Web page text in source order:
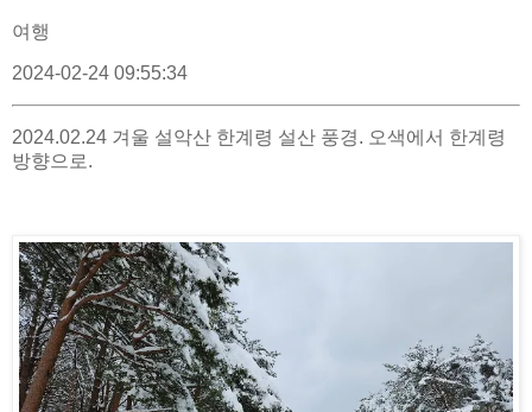
여행
2024-02-24 09:55:34
2024.02.24 겨울 설악산 한계령 설산 풍경. 오색에서 한계령
방향으로.